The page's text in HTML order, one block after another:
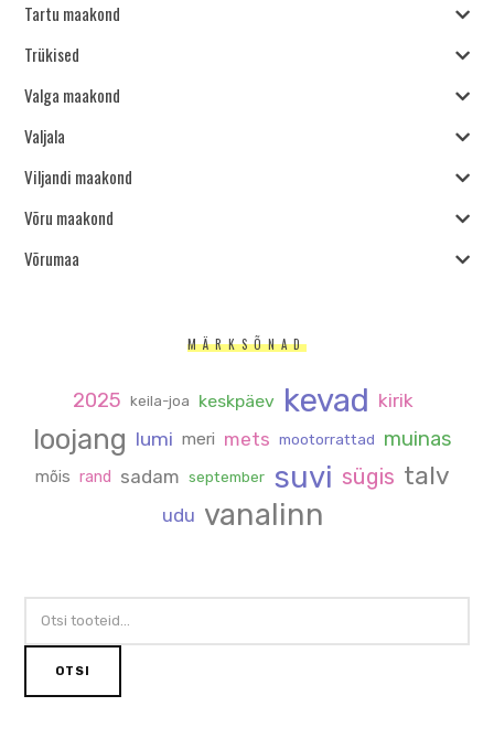
Tartu maakond
Trükised
Valga maakond
Valjala
Viljandi maakond
Võru maakond
Võrumaa
MÄRKSÕNAD
2025 keila-joa keskpäev kevad kirik
loojang lumi meri mets mootorrattad muinas
mõis rand sadam september suvi sügis talv
udu vanalinn
OTSI